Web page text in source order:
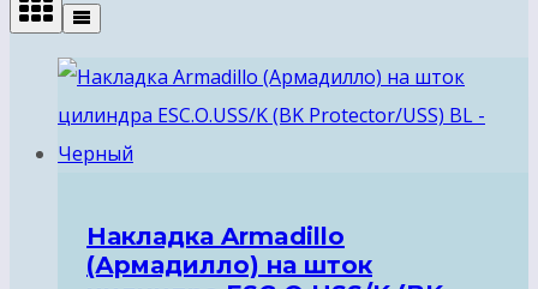
Накладка Armadillo
(Армадилло) на шток